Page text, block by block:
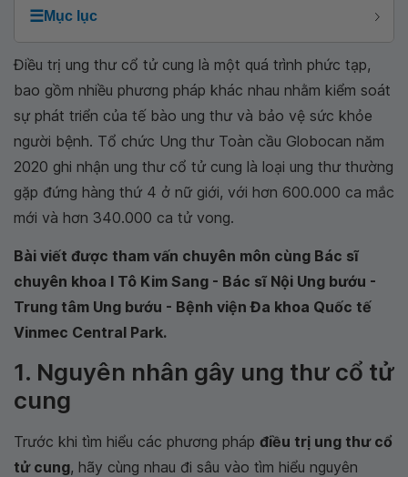
☰Mục lục
Điều trị ung thư cổ tử cung là một quá trình phức tạp,
bao gồm nhiều phương pháp khác nhau nhằm kiểm soát
sự phát triển của tế bào ung thư và bảo vệ sức khỏe
người bệnh. Tổ chức Ung thư Toàn cầu Globocan năm
2020 ghi nhận ung thư cổ tử cung là loại ung thư thường
gặp đứng hàng thứ 4 ở nữ giới, với hơn 600.000 ca mắc
mới và hơn 340.000 ca tử vong.
Bài viết được tham vấn chuyên môn cùng Bác sĩ
chuyên khoa I Tô Kim Sang - Bác sĩ Nội Ung bướu -
Trung tâm Ung bướu - Bệnh viện Đa khoa Quốc tế
Vinmec Central Park.
1. Nguyên nhân gây ung thư cổ tử
cung
Trước khi tìm hiểu các phương pháp điều trị ung thư cổ
tử cung, hãy cùng nhau đi sâu vào tìm hiểu nguyên